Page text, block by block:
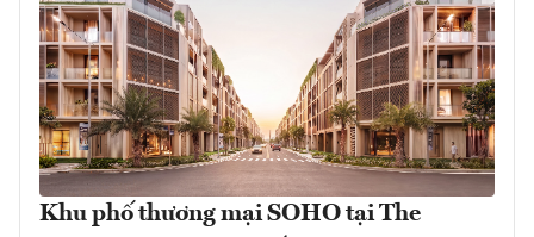
Khu phố thương mại SOHO tại The